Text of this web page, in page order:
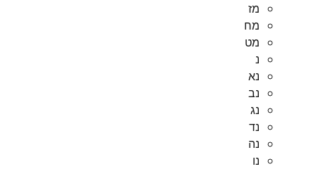
מז
מח
מט
נ
נא
נב
נג
נד
נה
נו